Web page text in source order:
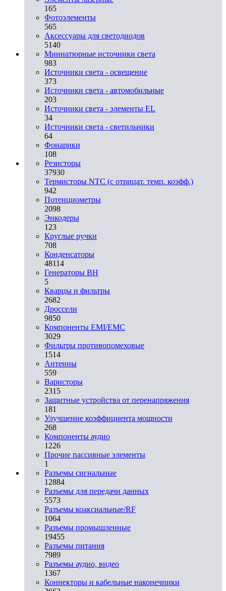
165
Фотоэлементы
565
Аксессуары для светодиодов
5140
Миниатюрные источники света
983
Источники света - освещение
373
Источники света - автомобильные
203
Источники света - элементы EL
34
Источники света - светильники
64
Фонарики
108
Резисторы
37930
Термисторы NTC (с отрицат. темп. коэфф.)
942
Потенциометры
2098
Энкодеры
123
Круглые ручки
708
Конденсаторы
48114
Генераторы ВН
5
Кварцы и фильтры
2682
Дроссели
9850
Компоненты EMI/EMC
3029
Фильтры противопомеховые
1514
Антенны
559
Варисторы
2315
Защитные устройства от перенапряжения
181
Улучшение коэффициента мощности
268
Компоненты аудио
1226
Прочие пассивные элементы
1
Разъeмы сигнальные
12884
Разъeмы для передачи данных
5573
Разъeмы коаксиальные/RF
1064
Разъeмы промышленные
19455
Разъeмы питания
7989
Разъeмы аудио, видео
1367
Коннекторы и кабельные наконечники